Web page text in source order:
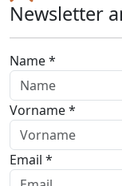
Newsletter
Name *
Vorname *
Email *